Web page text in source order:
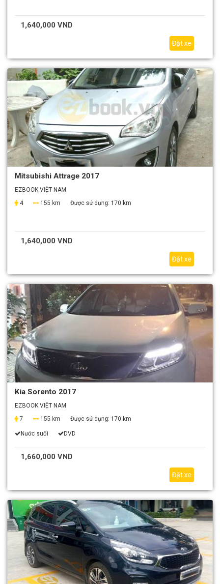
1,640,000 VND
Đặt xe
Mitsubishi Attrage 2017
EZBOOK VIỆT NAM
4
155 km Được sử dụng: 170 km
1,640,000 VND
Đặt xe
Kia Sorento 2017
EZBOOK VIỆT NAM
7
155 km Được sử dụng: 170 km
Nước suối DVD
1,660,000 VND
Đặt xe